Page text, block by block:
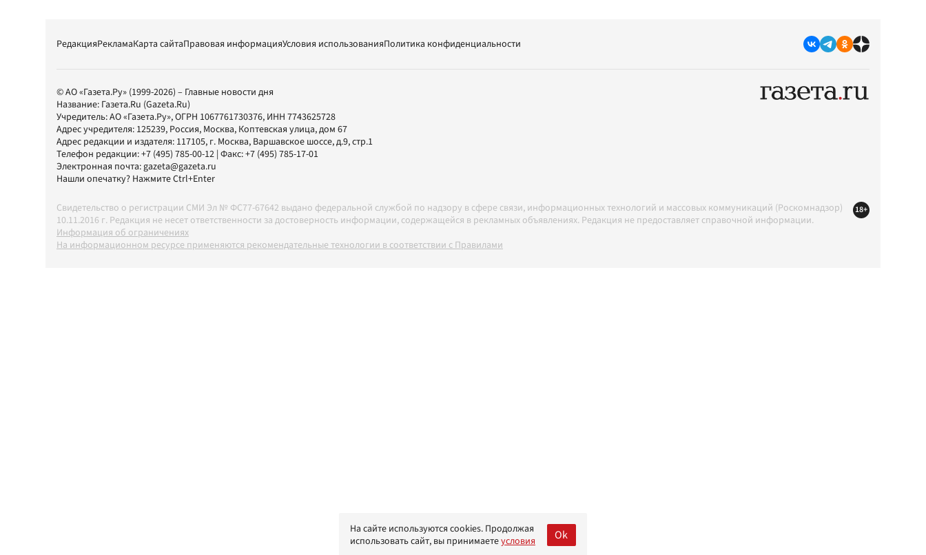
РедакцияРекламаКарта сайтаПравовая информацияУсловия использованияПолитика конфиденциальности
© АО «Газета.Ру» (1999-2026) – Главные новости дня
Название: Газета.Ru (Gazeta.Ru)
Учредитель:АО «Газета.Ру», ОГРН 1067761730376, ИНН 7743625728
Адрес учредителя: 125239, Россия, Москва, Коптевская улица, дом 67
Адрес редакции и издателя: 117105, г. Москва, Варшавское шоссе, д.9, стр.1
Телефон редакции:+7 (495) 785-00-12 | Факс:+7 (495) 785-17-01
Электронная почта:gazeta@gazeta.ru
Нашли опечатку? Нажмите Ctrl+Enter
Свидетельство о регистрации СМИ Эл № ФС77-67642 выдано федеральной службой по надзору в сфере связи, информационных технологий и массовых коммуникаций (Роскомнадзор)
10.11.2016 г. Редакция не несет ответственности за достоверность информации, содержащейся в рекламных объявлениях. Редакция не предоставляет справочной информации.
Информация об ограничениях
На информационном ресурсе применяются рекомендательные технологии в соответствии с Правилами
18+
На сайте используются cookies. Продолжая
использовать сайт, вы принимаетеусловия Ok